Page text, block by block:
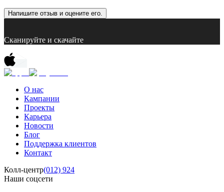
Напишите отзыв и оцените его.
Сканируйте и скачайте
О нас
Кампании
Проекты
Карьера
Новости
Блог
Поддержка клиентов
Контакт
Колл-центр(012) 924
Наши соцсети